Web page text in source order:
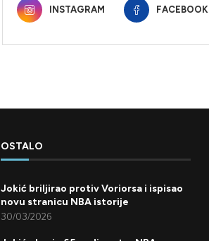
INSTAGRAM FACEBOOK
OSTALO
Jokić briljirao protiv Voriorsa i ispisao
novu stranicu NBA istorije
30/03/2026